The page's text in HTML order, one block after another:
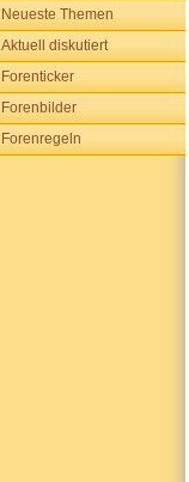
Neueste Themen
Aktuell diskutiert
Forenticker
Forenbilder
Forenregeln